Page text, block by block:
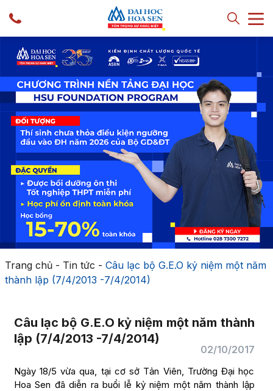
Trang chủ- Tin tức - Câu lạc bộ G.E.O kỷ niệm một năm
thành lập (7/4/2013 -7/4/2014)
Câu lạc bộ G.E.O kỷ niệm một năm thành
lập (7/4/2013 -7/4/2014)
02/10/2017
Ngày 18/5 vừa qua, tại cơ sở Tản Viên, Trường Đại học
Hoa Sen đã diễn ra buổi lễ kỷ niệm một năm thành lập